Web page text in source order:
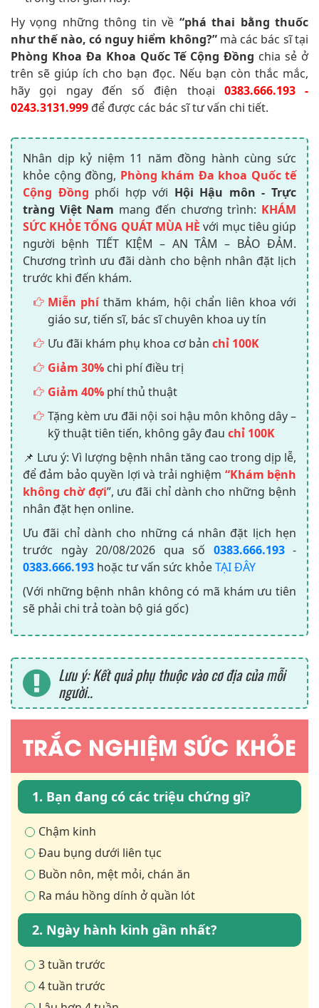
Hy vọng những thông tin về “phá thai bằng thuốc
như thế nào, có nguy hiểm không?” mà các bác sĩ tại
Phòng Khoa Đa Khoa Quốc Tế Cộng Đồng chia sẻ ở
trên sẽ giúp ích cho bạn đọc. Nếu bạn còn thắc mắc,
hãy gọi ngay đến số điện thoại 0383.666.193 -
0243.3131.999 để được các bác sĩ tư vấn chi tiết.
Nhân dịp kỷ niệm 11 năm đồng hành cùng sức
khỏe cộng đồng, Phòng khám Đa khoa Quốc tế
Cộng Đồng phối hợp với Hội Hậu môn - Trực
tràng Việt Nam mang đến chương trình: KHÁM
SỨC KHỎE TỔNG QUÁT MÙA HÈ với mục tiêu giúp
người bệnh TIẾT KIỆM – AN TÂM – BẢO ĐẢM.
Chương trình ưu đãi dành cho bệnh nhân đặt lịch
trước khi đến khám.
Miễn phíthăm khám, hội chẩn liên khoa với
giáo sư, tiến sĩ, bác sĩ chuyên khoa uy tín
Ưu đãi khám phụ khoa cơ bản chỉ 100K
Giảm 30% chi phí điều trị
Giảm 40% phí thủ thuật
Tặng kèm ưu đãi nội soi hậu môn không dây –
kỹ thuật tiên tiến, không gây đau chỉ 100K
📌 Lưu ý: Vì lượng bệnh nhân tăng cao trong dịp lễ,
để đảm bảo quyền lợi và trải nghiệm “Khám bệnh
không chờ đợi”, ưu đãi chỉ dành cho những bệnh
nhân đặt hẹn online.
Ưu đãi chỉ dành cho những cá nhân đặt lịch hẹn
trước ngày 20/08/2026 qua số 0383.666.193-
0383.666.193 hoặc tư vấn sức khỏeTẠI ĐÂY
(Với những bệnh nhân không có mã khám ưu tiên
sẽ phải chi trả toàn bộ giá gốc)
Lưu ý: Kết quả phụ thuộc vào cơ địa của mỗi
người..
TRẮC NGHIỆM SỨC KHỎE
1. Bạn đang có các triệu chứng gì?
Chậm kinh
Đau bụng dưới liên tục
Buồn nôn, mệt mỏi, chán ăn
Ra máu hồng dính ở quần lót
2. Ngày hành kinh gần nhất?
3 tuần trước
4 tuần trước